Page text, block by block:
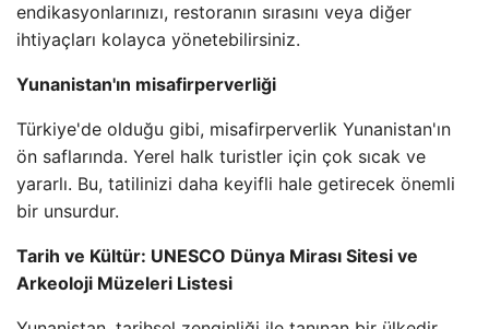
endikasyonlarınızı, restoranın sırasını veya diğer
ihtiyaçları kolayca yönetebilirsiniz.
Yunanistan'ın misafirperverliği
Türkiye'de olduğu gibi, misafirperverlik Yunanistan'ın
ön saflarında. Yerel halk turistler için çok sıcak ve
yararlı. Bu, tatilinizi daha keyifli hale getirecek önemli
bir unsurdur.
Tarih ve Kültür: UNESCO Dünya Mirası Sitesi ve
Arkeoloji Müzeleri Listesi